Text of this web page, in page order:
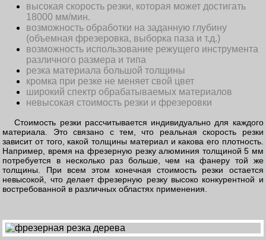
высокая скорость резки, которая может достигать
18000 мм/мин.
возможность обработки на заданную глубину
(объемная фрезеровка, выборка паза и т.д.)
возможность использование режущего инструмента
различного размера и типа
резка материала большой толщины
кромка при резке не меняет свой цвет
широкий спектр обрабатываемых материалов
невысокая стоимость резки и фрезеровки
Стоимость резки рассчитывается индивидуально для каждого
материала. Это связано с тем, что реальная скорость резки
зависит от того, какой толщины материал и какова его плотность.
Например, время на фрезерную резку алюминия толщиной 5 мм
потребуется в несколько раз больше, чем на фанеру той же
толщины. При всем этом конечная стоимость резки остается
невысокой, что делает фрезерную резку высоко конкурентной и
востребованной в различных областях применения.